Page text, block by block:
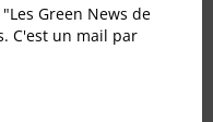
un article
Green News de
C'est un mail par